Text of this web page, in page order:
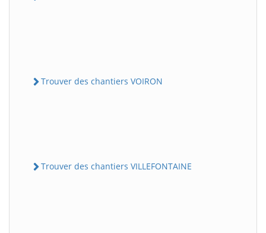
Trouver des chantiers VOIRON
Trouver des chantiers VILLEFONTAINE